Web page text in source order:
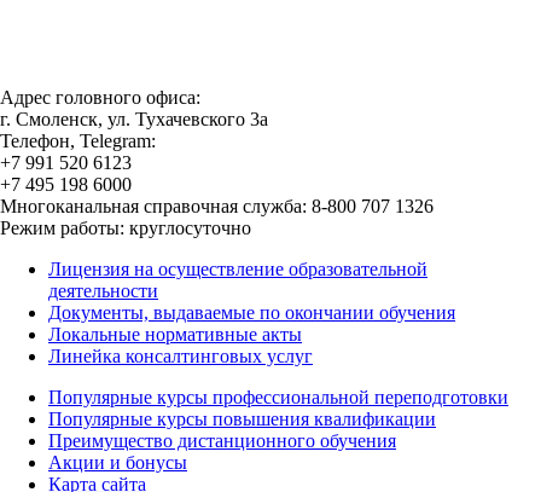
Адрес головного офиса:
г. Смоленск, ул. Тухачевского 3а
Телефон, Telegram:
+7 991 520 6123
+7 495 198 6000
Многоканальная справочная служба: 8-800 707 1326
Режим работы: круглосуточно
Лицензия на осуществление образовательной
деятельности
Документы, выдаваемые по окончании обучения
Локальные нормативные акты
Линейка консалтинговых услуг
Популярные курсы профессиональной переподготовки
Популярные курсы повышения квалификации
Преимущество дистанционного обучения
Акции и бонусы
Карта сайта